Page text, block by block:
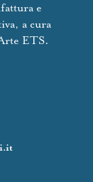
e
a cura
ETS.